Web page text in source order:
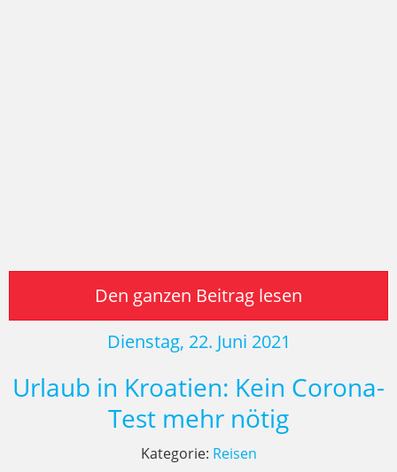
Den ganzen Beitrag lesen
Dienstag, 22. Juni 2021
Urlaub in Kroatien: Kein Corona-
Test mehr nötig
Kategorie: Reisen